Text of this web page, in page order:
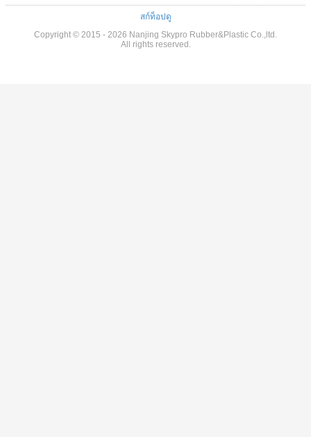
สก์ท็อปดู
Copyright © 2015 - 2026 Nanjing Skypro Rubber&Plastic Co.,ltd.
All rights reserved.